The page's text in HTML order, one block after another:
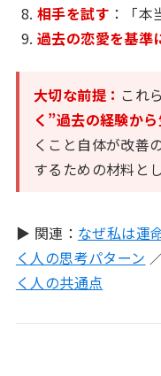
相手を試す ：「
過去の恋愛を基準
大切な前提： これ
く”過去の経験か
くこと自体が改善
するための材料と
▶ 関連： なぜ私は運
く人の思考パターン
く人の共通点